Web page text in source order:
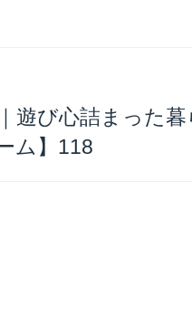
遊び心詰まった
ム】118